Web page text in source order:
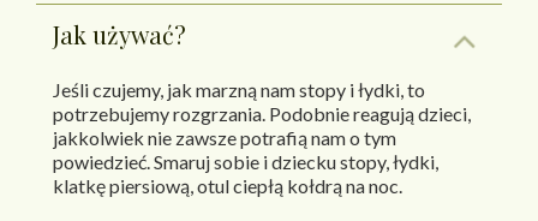
Jak używać?
Jeśli czujemy, jak marzną nam stopy i łydki, to
potrzebujemy rozgrzania. Podobnie reagują dzieci,
jakkolwiek nie zawsze potrafią nam o tym
powiedzieć. Smaruj sobie i dziecku stopy, łydki,
klatkę piersiową, otul ciepłą kołdrą na noc.